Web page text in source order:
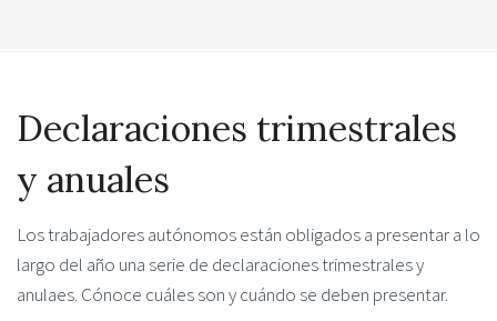
Declaraciones trimestrales
y anuales
Los trabajadores autónomos están obligados a presentar a lo
largo del año una serie de declaraciones trimestrales y
anulaes. Cónoce cuáles son y cuándo se deben presentar.